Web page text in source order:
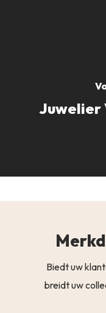
Juwelier
Biedt uw
breidt uw